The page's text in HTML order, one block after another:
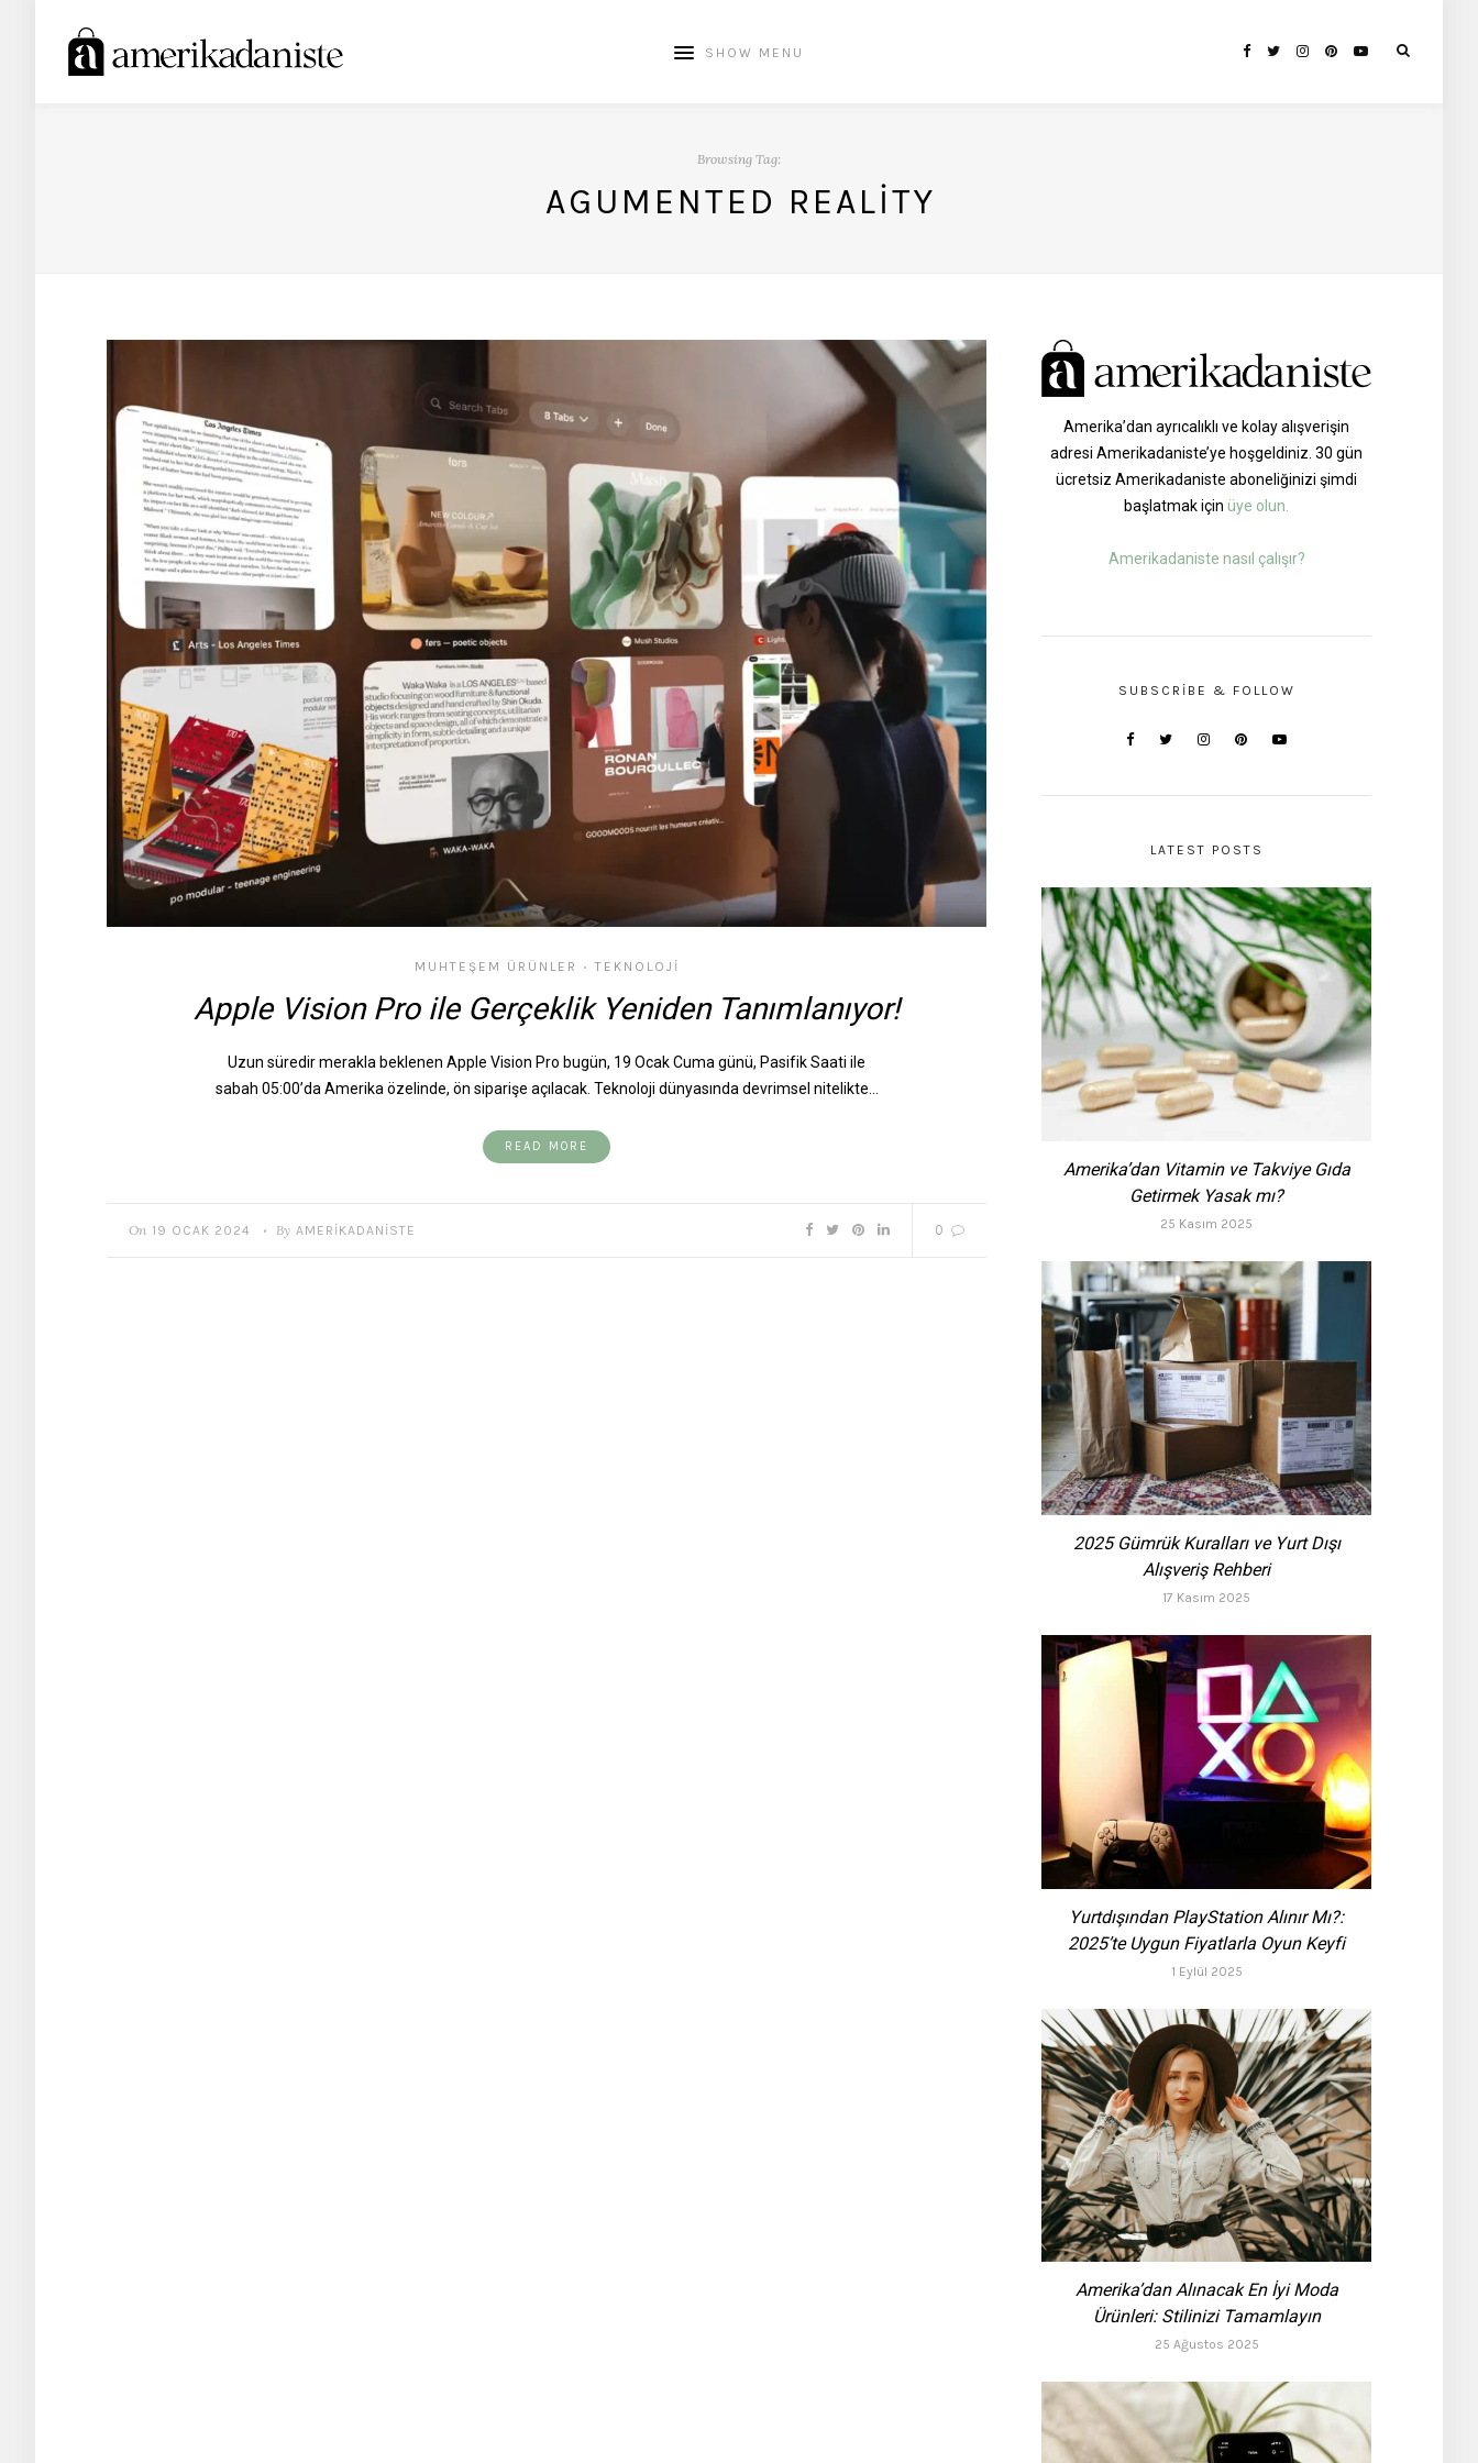
SHOW MENU
Browsing Tag:
AGUMENTED REALITY
MUHTEŞEM ÜRÜNLER • TEKNOLOJI
Apple Vision Pro ile Gerçeklik Yeniden Tanımlanıyor!
Uzun süredir merakla beklenen Apple Vision Pro bugün, 19 Ocak Cuma günü, Pasifik Saati ile
sabah 05:00’da Amerika özelinde, ön siparişe açılacak. Teknoloji dünyasında devrimsel nitelikte…
READ MORE
On 19 OCAK 2024 • By AMERIKADANISTE 0
Amerika’dan ayrıcalıklı ve kolay alışverişin
adresi Amerikadaniste’ye hoşgeldiniz. 30 gün
ücretsiz Amerikadaniste aboneliğinizi şimdi
başlatmak için üye olun.
Amerikadaniste nasıl çalışır?
SUBSCRIBE & FOLLOW
LATEST POSTS
Amerika’dan Vitamin ve Takviye Gıda
Getirmek Yasak mı?
25 Kasım 2025
2025 Gümrük Kuralları ve Yurt Dışı
Alışveriş Rehberi
17 Kasım 2025
Yurtdışından PlayStation Alınır Mı?:
2025’te Uygun Fiyatlarla Oyun Keyfi
1 Eylül 2025
Amerika’dan Alınacak En İyi Moda
Ürünleri: Stilinizi Tamamlayın
25 Ağustos 2025